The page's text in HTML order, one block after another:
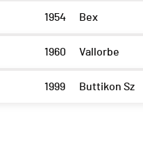
1954 Bex
1960 Vallorbe
1999 Buttikon Sz